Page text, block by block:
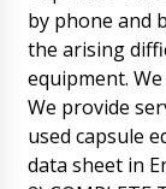
by phone and
the arising
equipment.
We provide
used capsule
data sheet in
Lily
Repasa la
para polvos
tabletas PP-